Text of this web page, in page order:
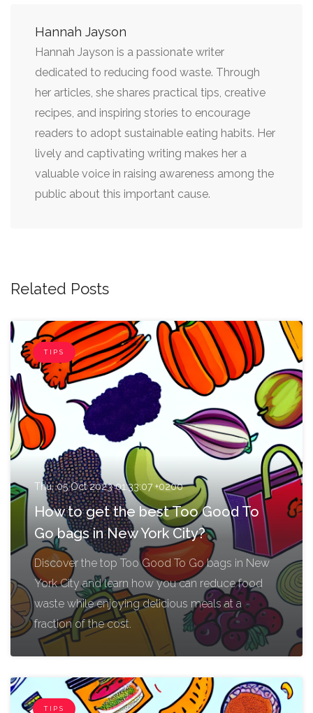
Hannah Jayson
Hannah Jayson is a passionate writer
dedicated to reducing food waste. Through
her articles, she shares practical tips, creative
recipes, and inspiring stories to encourage
readers to adopt sustainable eating habits. Her
lively and captivating writing makes her a
valuable voice in raising awareness among the
public about this important cause.
Related Posts
TIPS
Thu, 05 Oct 2023 01:33:07 +0200
How to get the best Too Good To
Go bags in New York City?
Discover the top Too Good To Go bags in New
York City and learn how you can reduce food
waste while enjoying delicious meals at a
fraction of the cost.
TIPS